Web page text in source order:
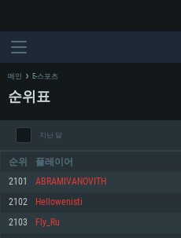
메인 E-스포츠
순위표
지난 달
순위 플레이어
2101 ABRAMIVANOVITH
2102 Hellowenisti
2103 Fly_Ru